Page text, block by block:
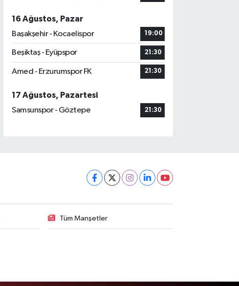
16 Ağustos, Pazar
Başakşehir - Kocaelispor
19:00
Beşiktaş - Eyüpspor 21:30
Amed - Erzurumspor FK 21:30
17 Ağustos, Pazartesi
Samsunspor - Göztepe
21:30
Tüm Manşetler